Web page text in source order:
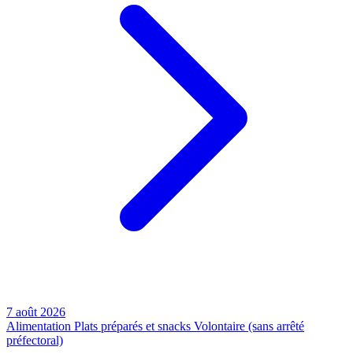
7 août 2026
Alimentation Plats préparés et snacks Volontaire (sans arrêté
préfectoral)